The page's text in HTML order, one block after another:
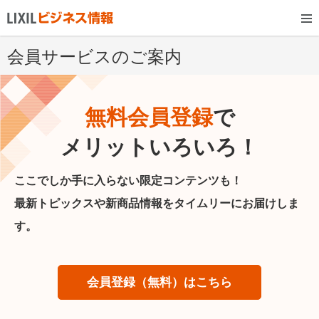
会員サービスのご案内
無料会員登録で
メリットいろいろ！
ここでしか手に入らない限定コンテンツも！
最新トピックスや新商品情報をタイムリーにお届けしま
す。
会員登録（無料）はこちら